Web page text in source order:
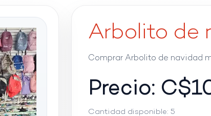
Arbolito de
Comprar Arbolito de navidad
Precio: C$
Cantidad disponible: 5